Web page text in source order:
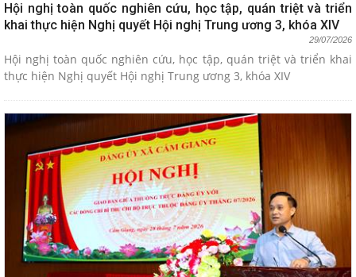
Hội nghị toàn quốc nghiên cứu, học tập, quán triệt và triển
khai thực hiện Nghị quyết Hội nghị Trung ương 3, khóa XIV
29/07/2026
Hội nghị toàn quốc nghiên cứu, học tập, quán triệt và triển khai
thực hiện Nghị quyết Hội nghị Trung ương 3, khóa XIV